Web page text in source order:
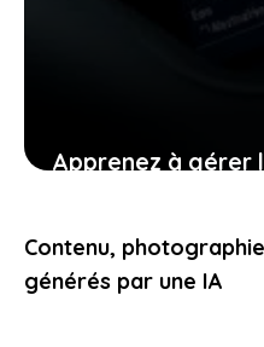
Apprenez à gérer
sans mauvaises
10 février 2026
Contenu,
générés par une IA